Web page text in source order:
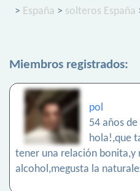
> España > solteros España
Miembros registrados:
pol
54 años
hola!,que
tener una relación bonita,y
alcohol,megusta la